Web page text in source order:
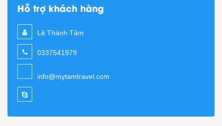
Hỗ trợ khách hàng
Lê Thành Tâm
0337541979
info@mytamtravel.com